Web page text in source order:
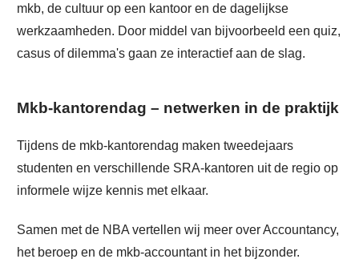
mkb, de cultuur op een kantoor en de dagelijkse
werkzaamheden. Door middel van bijvoorbeeld een quiz,
casus of dilemma's gaan ze interactief aan de slag.
Mkb-kantorendag – netwerken in de praktijk
Tijdens de mkb-kantorendag maken tweedejaars
studenten en verschillende SRA-kantoren uit de regio op
informele wijze kennis met elkaar.
Samen met de NBA vertellen wij meer over Accountancy,
het beroep en de mkb-accountant in het bijzonder.